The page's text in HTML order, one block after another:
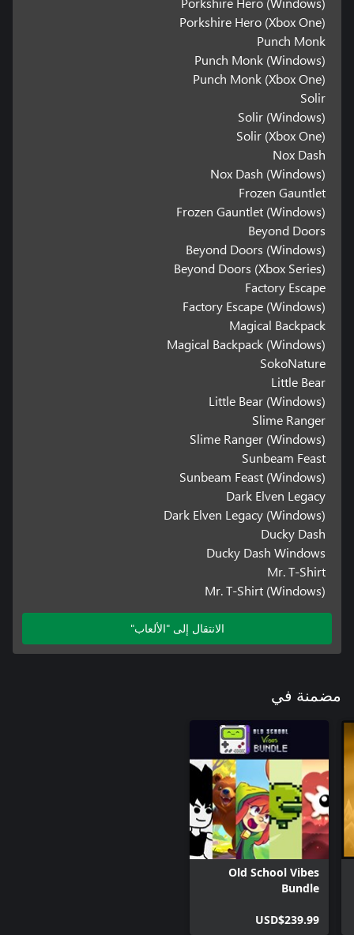
Porkshire Hero (Xbox One)
Punch Monk
Punch Monk (Windows)
Punch Monk (Xbox One)
Solir
Solir (Windows)
Solir (Xbox One)
Nox Dash
Nox Dash (Windows)
Frozen Gauntlet
Frozen Gauntlet (Windows)
Beyond Doors
Beyond Doors (Windows)
Beyond Doors (Xbox Series)
Factory Escape
Factory Escape (Windows)
Magical Backpack
Magical Backpack (Windows)
SokoNature
Little Bear
Little Bear (Windows)
Slime Ranger
Slime Ranger (Windows)
Sunbeam Feast
Sunbeam Feast (Windows)
Dark Elven Legacy
Dark Elven Legacy (Windows)
Ducky Dash
Ducky Dash Windows
Mr. T-Shirt
Mr. T-Shirt (Windows)
الانتقال إلى "الألعاب"
مضمنة في
Old School Vibes
Bundle
USD$239.99